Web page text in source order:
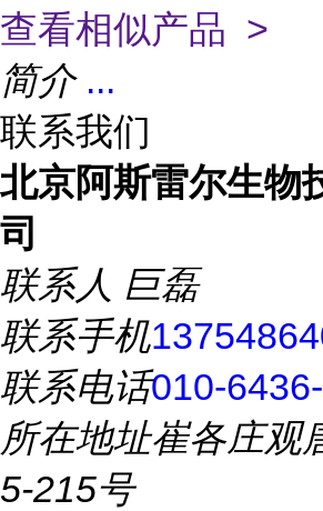
查看相似产品 >
简介 ...
联系我们
北京阿斯雷尔生物
司
联系人 巨磊
联系手机
联系电话010-
所在地址崔各庄观
5-215号